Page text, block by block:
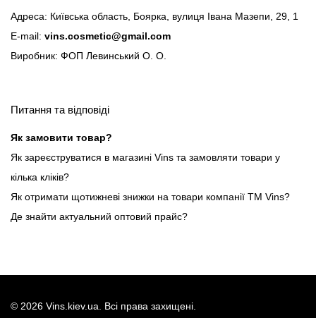
Адреса: Київська область, Боярка, вулиця Івана Мазепи, 29, 1
E-mail: vins.cosmetic@gmail.com
Виробник: ФОП Левинський О. О.
Питання та відповіді
Як замовити товар?
Як зареєструватися в магазині Vins та замовляти товари у
кілька кліків?
Як отримати щотижневі знижки на товари компанії ТМ Vins?
Де знайти актуальний оптовий прайс?
© 2026 Vins.kiev.ua. Всі права захищені.